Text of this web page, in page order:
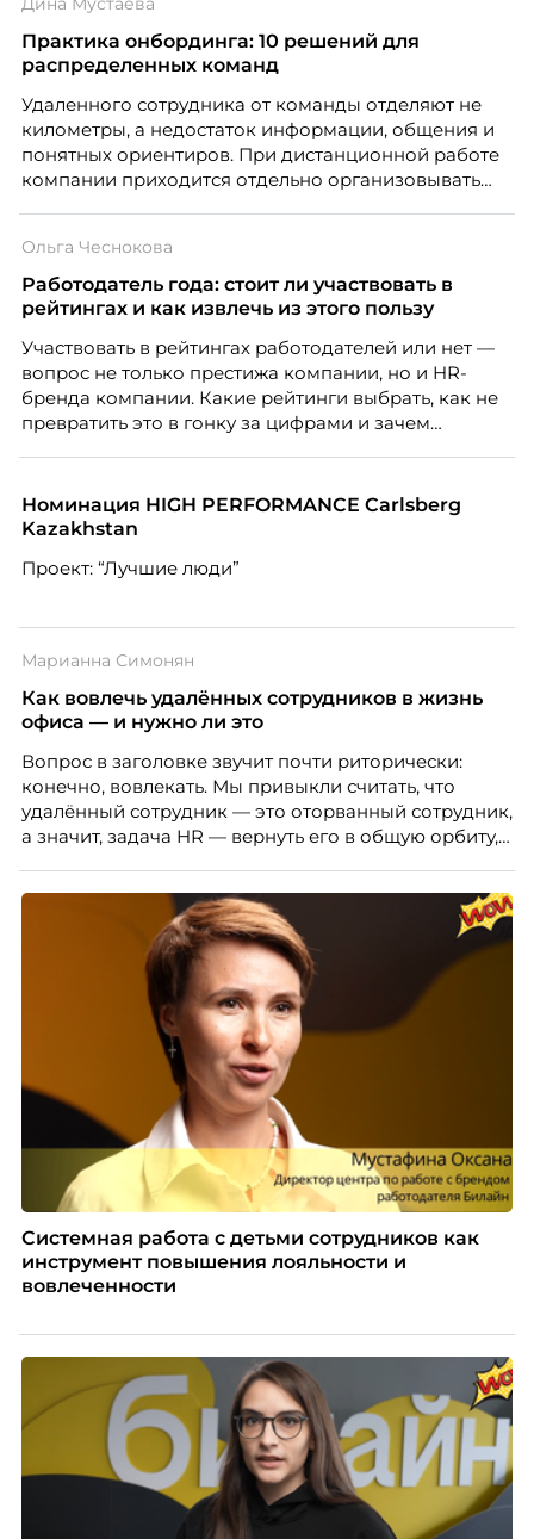
Практика онбординга: 10 решений для
распределенных команд
Удаленного сотрудника от команды отделяют не
километры, а недостаток информации, общения и
понятных ориентиров. При дистанционной работе
компании приходится отдельно организовывать
по работе с персоналом Инфомаксимум,
рассказывает, как выстроить адаптацию
распределенной команды без лишнего контроля и
Ольга Чеснокова
Работодатель года: стоит ли участвовать в
рейтингах и как извлечь из этого пользу
Участвовать в рейтингах работодателей или нет —
вопрос не только престижа компании, но и HR-
бренда компании. Какие рейтинги выбрать, как не
превратить это в гонку за цифрами и зачем
Чеснокова, HR-директор Right line.
Номинация HIGH PERFORMANCE Carlsberg
Kazakhstan
Проект: “Лучшие люди”
Марианна Симонян
Как вовлечь удалённых сотрудников в жизнь
офиса — и нужно ли это
Вопрос в заголовке звучит почти риторически:
конечно, вовлекать. Мы привыкли считать, что
удалённый сотрудник — это оторванный сотрудник,
а значит, задача HR — вернуть его в общую орбиту,
вовлечения, стоит остановиться на неудобном
факте: данные говорят ровно обратное тому, что
подсказывает интуиция. Автор свежего выпуска
Марианна Симонян — HR Tech лидер, эксперт по
People Analytics, приглашённый лектор НИУ ВШЭ и
МИФИ, автор книги «Дао женской карьеры».
Системная работа с детьми сотрудников как
инструмент повышения лояльности и
вовлеченности